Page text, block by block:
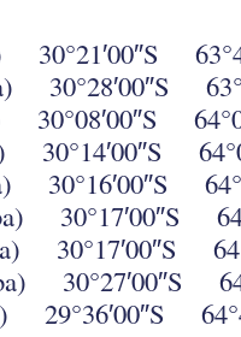
30°21′00″S
30°28′00″S
30°08′00″S
30°14′00″S
30°16′00″S
30°17′00″S
30°17′00″S
30°27′00″S
29°36′00″S